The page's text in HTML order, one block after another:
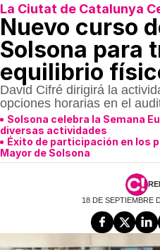
La Ciutat de Catalunya
Nuevo curso
Solsona para
equilibrio
David Cifré dirigirá la
opciones horarias en el
Solsona celebra la Semana
diversas actividades
Éxito de participación en los
Mayor de Solsona
18 DE SEPTIEMBRE